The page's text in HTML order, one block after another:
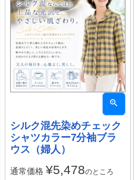
シルク混先染めチェック
シャツカラー7分袖ブラ
ウス（婦人）
通常価格 ¥5,478のところ